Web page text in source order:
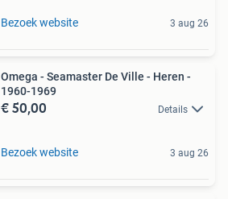
Bezoek website 3 aug 26
Omega - Seamaster De Ville - Heren -
1960-1969
€ 50,00 Details
Bezoek website 3 aug 26